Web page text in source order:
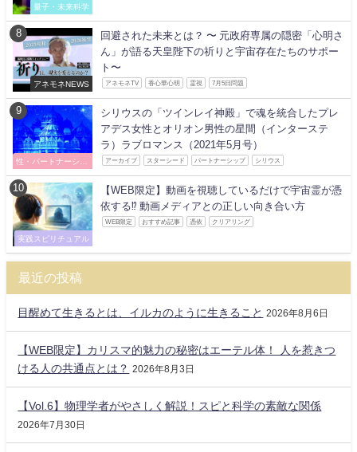
量子・未来科学
アネモネNEWS
回避された未来とは？ 〜 元政府専属の隠密「心明さ
ん」が語る天皇陛下の祈りと宇宙存在たちのサポー
ト〜
アネモネTV 香心華心明 霊視 7月5日問題
性・パートナーシッ
プ
シリウスの「ツインレイ神殿」で魂を統合したプレ
アデス女性とオリオン男性の星間（インターステ
ラ）ラブロマンス（2021年5月号）
アーカイブ スターシード パートナーシップ シリウス
実践スピリチュアル
【WEB限定】動画を視聴しているだけで宇宙霊が憑
依する⁉ 動画メディアとの正しい向き合い方
WEB限定 おすすめ記事 憑依 クリアリング
最近の投稿
目醒めて生きるとは、イルカのように生きること 2026年8月6日
【WEB限定】カリスマ的魅力の秘密はエーテル体！ 人を惹きつ
ける人の共通点とは？
2026年8月3日
【Vol.6】物理学者がやさしく解説！スピと科学の素敵な関係
2026年7月30日